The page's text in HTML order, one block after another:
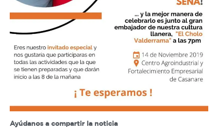
Ayúdanos a compartir la noticia